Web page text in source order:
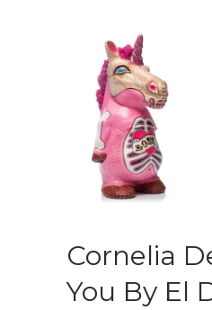
Cornelia
You By El